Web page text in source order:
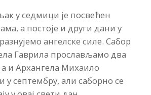
у седмици је посвећен
а постоје и други дани у
ангелске силе. Сабор
Гаврила прослављамо два
и Архангела Михаило
септембру, али саборно се